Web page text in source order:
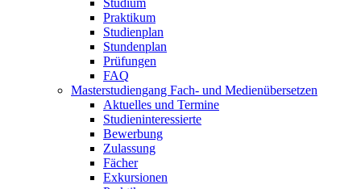
Studium
Praktikum
Studienplan
Stundenplan
Prüfungen
FAQ
Masterstudiengang Fach- und Medienübersetzen
Aktuelles und Termine
Studieninteressierte
Bewerbung
Zulassung
Fächer
Exkursionen